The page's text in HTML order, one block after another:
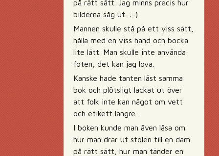
på rätt sätt. Jag minns precis hur
bilderna såg ut. :-)
Mannen skulle stå på ett viss sätt,
hålla med en viss hand och bocka
lite lätt. Man skulle inte använda
foten, det kan jag lova.
Kanske hade tanten läst samma
bok och plötsligt lackat ut över
att folk inte kan något om vett
och etikett längre…
I boken kunde man även läsa om
hur man drar ut stolen till en dam
på rätt sätt, hur man tänder en